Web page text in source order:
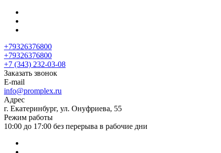
+79326376800
+79326376800
+7 (343) 232-03-08
Заказать звонок
E-mail
info@promplex.ru
Адрес
г. Екатеринбург, ул. Онуфриева, 55
Режим работы
10:00 до 17:00 без перерыва в рабочие дни